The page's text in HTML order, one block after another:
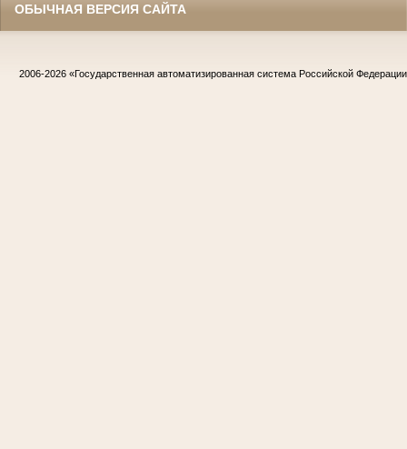
ОБЫЧНАЯ ВЕРСИЯ САЙТА
2006-2026 «Государственная автоматизированная система Российской